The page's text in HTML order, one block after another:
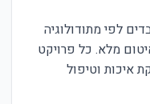
לפי מתודולוגיה
מלא. כל פרויקט
איכות וטיפול